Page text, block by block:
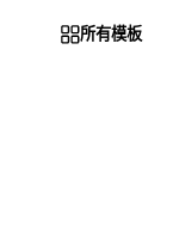
所有模板